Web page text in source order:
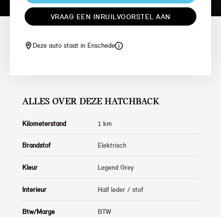
VRAAG EEN INRUILVOORSTEL AAN
Deze auto staat in Enschede
ALLES OVER DEZE HATCHBACK
Kilometerstand 1 km
Brandstof Elektrisch
Kleur Legend Grey
Interieur Half leder / stof
Btw/Marge BTW